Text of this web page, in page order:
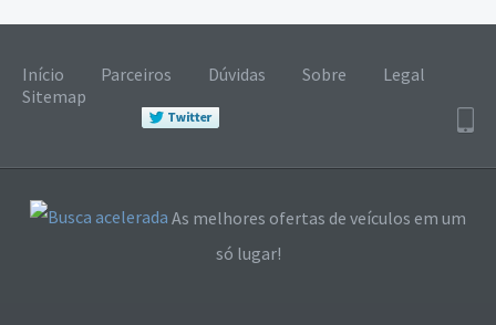
Início Parceiros Dúvidas Sobre
Legal
Sitemap
As melhores ofertas de veículos em um
só lugar!